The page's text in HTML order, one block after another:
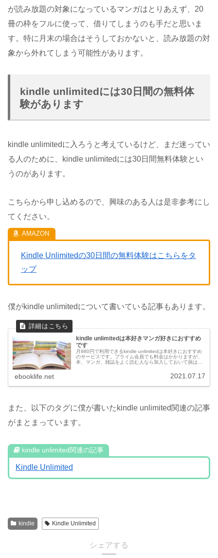
が読み放題の対象になっているマンガはとりあえず、20
冊の枠をフルに使って、借りてしまうのも手だと思いま
す。特に月末の場合はそうしておかないと、読み放題の対
象から外れてしまう可能性があります。
kindle unlimitedには30日間の無料体
験があります
kindle unlimitedに入ろうと考えているけど、まだ迷ってい
る人のために、kindle unlimitedには30日間無料体験とい
うのがあります。
こちらから申し込めるので、興味のある人は是非参考にし
てください。
Kindle Unlimitedの30日間の無料体験はこちらをタ
ップ
僕がkindle unlimitedについて書いている記事もあります。
kindle unlimitedは本好きマンガ好きにおすすめ
です
月980円で利用できるkindle unlimitedは本好きにおすすめ
のサービスです。プライム会員でも料金はかかりますが、
本、マンガ、雑誌をよく読む人なら加入しておいて損はな
ebooklife.net 2021.07.17
また、以下のタグに僕が書いたkindle unlimited関連の記事
がまとまっています。
kindle unlimited関連の記事
Kindle Unlimited
kindle Kindle Unlimited
シェアする